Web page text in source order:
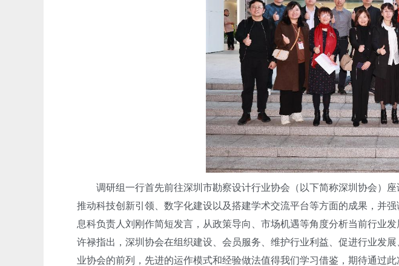
调研组一行首先前往深圳市勘察设计行业协会（以下简称深圳协会）座
推动科技创新引领、数字化建设以及搭建学术交流平台等方面的成果，并
息科负责人刘刚作简短发言，从政策导向、市场机遇等角度分析当前行业
许禄指出，深圳协会在组织建设、会员服务、维护行业利益、促进行业发
业协会的前列，先进的运作模式和经验做法值得我们学习借鉴，期待通过